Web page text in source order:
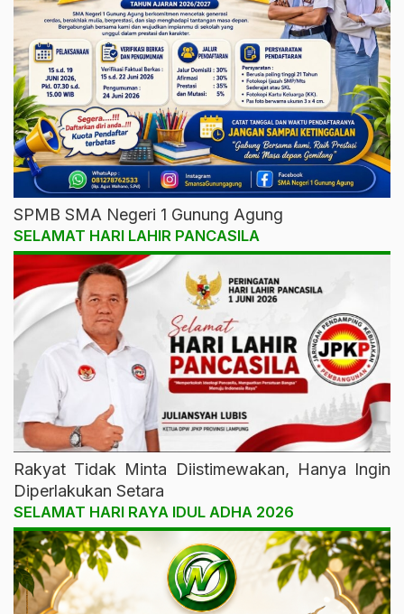
SPMB SMA Negeri 1 Gunung Agung
SELAMAT HARI LAHIR PANCASILA
Rakyat Tidak Minta Diistimewakan, Hanya Ingin
Diperlakukan Setara
SELAMAT HARI RAYA IDUL ADHA 2026